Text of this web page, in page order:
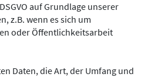
auf Grundlage unserer
z.B. wenn es sich um
oder Öffentlichkeitsarbeit
Daten, die Art, der Umfang und